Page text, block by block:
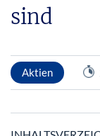
sind
Aktien